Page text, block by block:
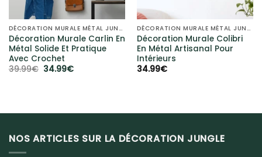
DÉCORATION MURALE MÉTAL JUNGLE
Décoration Murale Carlin En
Métal Solide Et Pratique
Avec Crochet
39.99€ Le
34.99€Le
DÉCORATION MURALE MÉTAL JUNGLE
Décoration Murale Colibri
En Métal Artisanal Pour
Intérieurs
34.99€
NOS ARTICLES SUR LA DÉCORATION JUNGLE